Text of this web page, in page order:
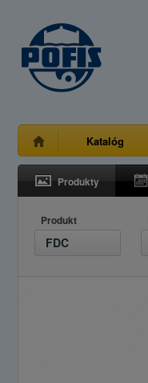
Katalóg
Produkty
Produkt
FDC